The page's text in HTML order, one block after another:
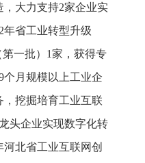
大力支持2家企业实
年省工业转型升级
第一批）1家，获得专
个月规模以上工业企
挖掘培育工业互联
头企业实现数字化转
北省工业互联网创